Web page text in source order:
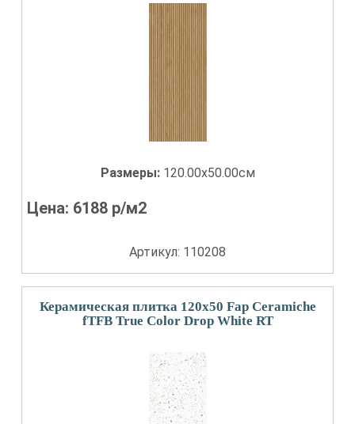
Размеры: 120.00x50.00см
Цена: 6188 р/м2
Артикул: 110208
Керамическая плитка 120x50 Fap Ceramiche
fTFB True Color Drop White RT